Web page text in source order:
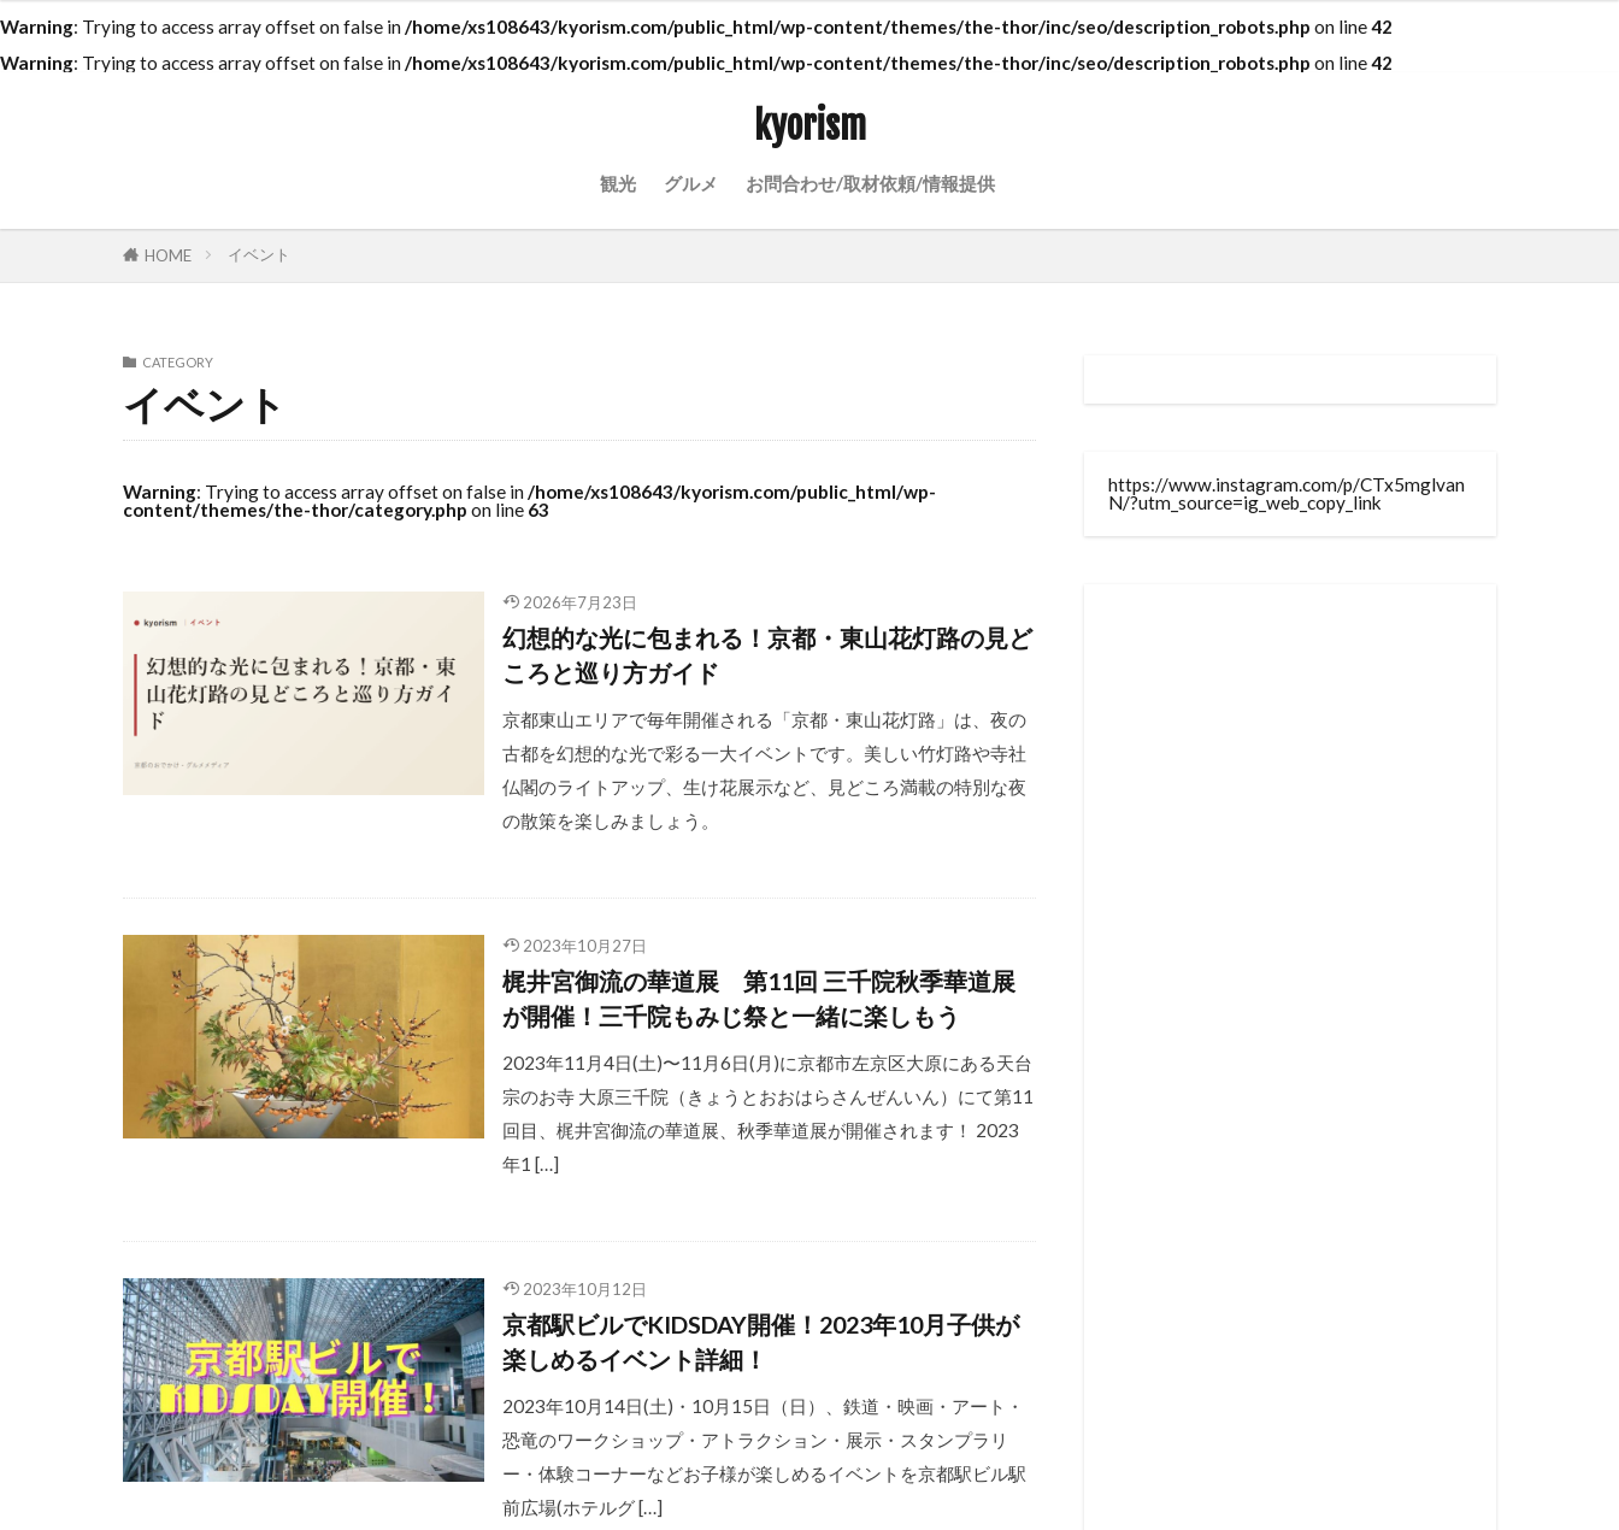
Warning: Trying to access array offset on false in/home/xs108643/kyorism.com/public_html/wp-content/themes/the-thor/inc/seo/description_robots.php on line42
Warning: Trying to access array offset on false in/home/xs108643/kyorism.com/public_html/wp-content/themes/the-thor/inc/seo/description_robots.php on line42
kyorism
観光 グルメ お問合わせ/取材依頼/情報提供
HOME イベント
CATEGORY
イベント
Warning: Trying to access array offset on false in/home/xs108643/kyorism.com/public_html/wp-
content/themes/the-thor/category.php on line 63
2026年7月23日
幻想的な光に包まれる！京都・東山花灯路の見ど
ころと巡り方ガイド
京都東山エリアで毎年開催される「京都・東山花灯路」は、夜の
古都を幻想的な光で彩る一大イベントです。美しい竹灯路や寺社
仏閣のライトアップ、生け花展示など、見どころ満載の特別な夜
の散策を楽しみましょう。
2023年10月27日
梶井宮御流の華道展 第11回 三千院秋季華道展
が開催！三千院もみじ祭と一緒に楽しもう
2023年11月4日(土)〜11月6日(月)に京都市左京区大原にある天台
宗のお寺 大原三千院（きょうとおおはらさんぜんいん）にて第11
回目、梶井宮御流の華道展、秋季華道展が開催されます！ 2023
年1 […]
2023年10月12日
京都駅ビルでKIDSDAY開催！2023年10月子供が
楽しめるイベント詳細！
2023年10月14日(土)・10月15日（日）、鉄道・映画・アート・
恐竜のワークショップ・アトラクション・展示・スタンプラリ
ー・体験コーナーなどお子様が楽しめるイベントを京都駅ビル駅
前広場(ホテルグ […]
https://www.instagram.com/p/CTx5mglvan
N/?utm_source=ig_web_copy_link